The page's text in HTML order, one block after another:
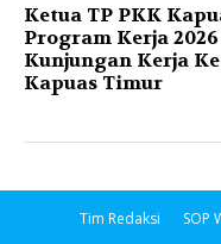
Ketua TP PKK
Program Kerja
Kunjungan Kerja
Kapuas Timur
Tim Redaksi SOP